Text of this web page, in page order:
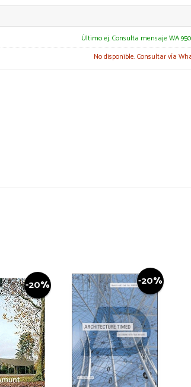
Último ej. Consulta mensaje WA
No disponible. Consultar vía
-20% -20%